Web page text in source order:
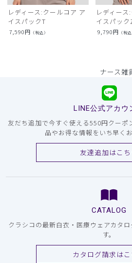
レディース:クールコア ア
イスパックT
7,590円 （税込）
レディー
イスパック
9,790円 （税込
ナース雑
LINE公式アカウ
友だち追加で今すぐ使える550円クーポ
品やお得な情報をいち早く
友達追加はこち
CATALOG
クラシコの最新白衣・医療ウェアカタ
す。
カタログ請求はこ